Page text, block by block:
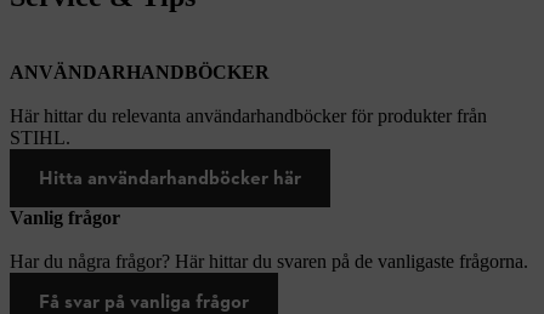
ANVÄNDARHANDBÖCKER
Här hittar du relevanta användarhandböcker för produkter från
STIHL.
Hitta användarhandböcker här
Vanlig frågor
Har du några frågor? Här hittar du svaren på de vanligaste frågorna.
Få svar på vanliga frågor